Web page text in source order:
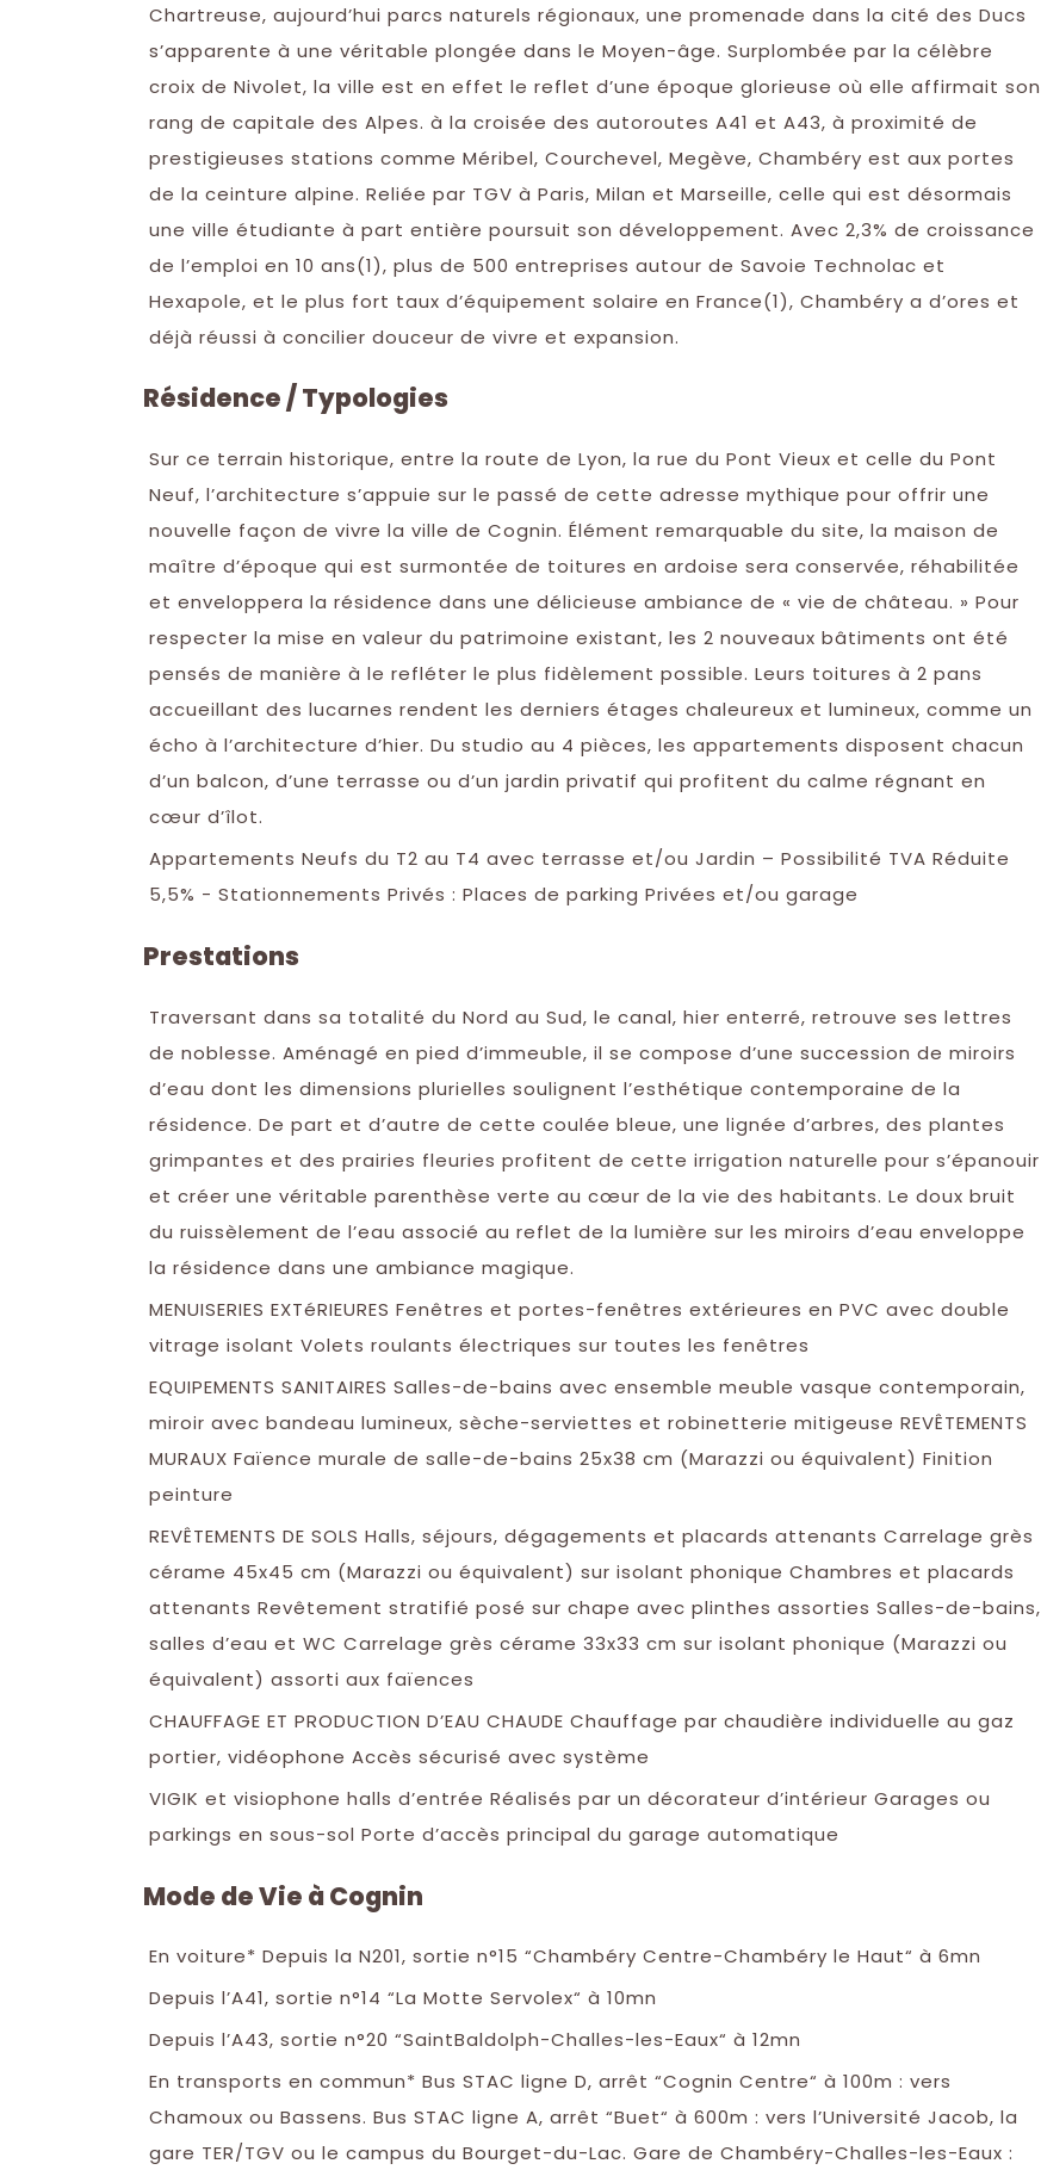
Chartreuse, aujourd’hui parcs naturels régionaux, une promenade dans la cité des Ducs
s’apparente à une véritable plongée dans le Moyen-âge. Surplombée par la célèbre
croix de Nivolet, la ville est en effet le reflet d’une époque glorieuse où elle affirmait son
rang de capitale des Alpes. à la croisée des autoroutes A41 et A43, à proximité de
prestigieuses stations comme Méribel, Courchevel, Megève, Chambéry est aux portes
de la ceinture alpine. Reliée par TGV à Paris, Milan et Marseille, celle qui est désormais
une ville étudiante à part entière poursuit son développement. Avec 2,3% de croissance
de l’emploi en 10 ans(1), plus de 500 entreprises autour de Savoie Technolac et
Hexapole, et le plus fort taux d’équipement solaire en France(1), Chambéry a d’ores et
déjà réussi à concilier douceur de vivre et expansion.
Résidence / Typologies
Sur ce terrain historique, entre la route de Lyon, la rue du Pont Vieux et celle du Pont
Neuf, l’architecture s’appuie sur le passé de cette adresse mythique pour offrir une
nouvelle façon de vivre la ville de Cognin. Élément remarquable du site, la maison de
maître d’époque qui est surmontée de toitures en ardoise sera conservée, réhabilitée
et enveloppera la résidence dans une délicieuse ambiance de « vie de château. » Pour
respecter la mise en valeur du patrimoine existant, les 2 nouveaux bâtiments ont été
pensés de manière à le refléter le plus fidèlement possible. Leurs toitures à 2 pans
accueillant des lucarnes rendent les derniers étages chaleureux et lumineux, comme un
écho à l’architecture d’hier. Du studio au 4 pièces, les appartements disposent chacun
d’un balcon, d’une terrasse ou d’un jardin privatif qui profitent du calme régnant en
cœur d’îlot.
Appartements Neufs du T2 au T4 avec terrasse et/ou Jardin – Possibilité TVA Réduite
5,5% - Stationnements Privés : Places de parking Privées et/ou garage
Prestations
Traversant dans sa totalité du Nord au Sud, le canal, hier enterré, retrouve ses lettres
de noblesse. Aménagé en pied d’immeuble, il se compose d’une succession de miroirs
d’eau dont les dimensions plurielles soulignent l’esthétique contemporaine de la
résidence. De part et d’autre de cette coulée bleue, une lignée d’arbres, des plantes
grimpantes et des prairies fleuries profitent de cette irrigation naturelle pour s’épanouir
et créer une véritable parenthèse verte au cœur de la vie des habitants. Le doux bruit
du ruissèlement de l’eau associé au reflet de la lumière sur les miroirs d’eau enveloppe
la résidence dans une ambiance magique.
MENUISERIES EXTéRIEURES Fenêtres et portes-fenêtres extérieures en PVC avec double
vitrage isolant Volets roulants électriques sur toutes les fenêtres
EQUIPEMENTS SANITAIRES Salles-de-bains avec ensemble meuble vasque contemporain,
miroir avec bandeau lumineux, sèche-serviettes et robinetterie mitigeuse REVÊTEMENTS
MURAUX Faïence murale de salle-de-bains 25x38 cm (Marazzi ou équivalent) Finition
peinture
REVÊTEMENTS DE SOLS Halls, séjours, dégagements et placards attenants Carrelage grès
cérame 45x45 cm (Marazzi ou équivalent) sur isolant phonique Chambres et placards
attenants Revêtement stratifié posé sur chape avec plinthes assorties Salles-de-bains,
salles d’eau et WC Carrelage grès cérame 33x33 cm sur isolant phonique (Marazzi ou
équivalent) assorti aux faïences
CHAUFFAGE ET PRODUCTION D’EAU CHAUDE Chauffage par chaudière individuelle au gaz
portier, vidéophone Accès sécurisé avec système
VIGIK et visiophone halls d’entrée Réalisés par un décorateur d’intérieur Garages ou
parkings en sous-sol Porte d’accès principal du garage automatique
Mode de Vie à Cognin
En voiture* Depuis la N201, sortie n°15 “Chambéry Centre-Chambéry le Haut“ à 6mn
Depuis l’A41, sortie n°14 “La Motte Servolex“ à 10mn
Depuis l’A43, sortie n°20 “SaintBaldolph-Challes-les-Eaux“ à 12mn
En transports en commun* Bus STAC ligne D, arrêt “Cognin Centre“ à 100m : vers
Chamoux ou Bassens. Bus STAC ligne A, arrêt “Buet“ à 600m : vers l’Université Jacob, la
gare TER/TGV ou le campus du Bourget-du-Lac. Gare de Chambéry-Challes-les-Eaux :